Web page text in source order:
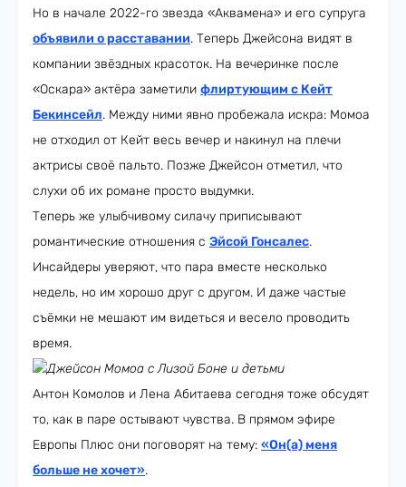
Но в начале 2022-го звезда «Аквамена» и его супруга
объявили о расставании. Теперь Джейсона видят в
компании звёздных красоток. На вечеринке после
«Оскара» актёра заметили флиртующим с Кейт
Бекинсейл. Между ними явно пробежала искра: Момоа
не отходил от Кейт весь вечер и накинул на плечи
актрисы своё пальто. Позже Джейсон отметил, что
слухи об их романе просто выдумки.
Теперь же улыбчивому силачу приписывают
романтические отношения с Эйсой Гонсалес.
Инсайдеры уверяют, что пара вместе несколько
недель, но им хорошо друг с другом. И даже частые
съёмки не мешают им видеться и весело проводить
время.
Джейсон Момоа с Лизой Боне и детьми
Антон Комолов и Лена Абитаева сегодня тоже обсудят
то, как в паре остывают чувства. В прямом эфире
Европы Плюс они поговорят на тему: «Он(а) меня
больше не хочет».